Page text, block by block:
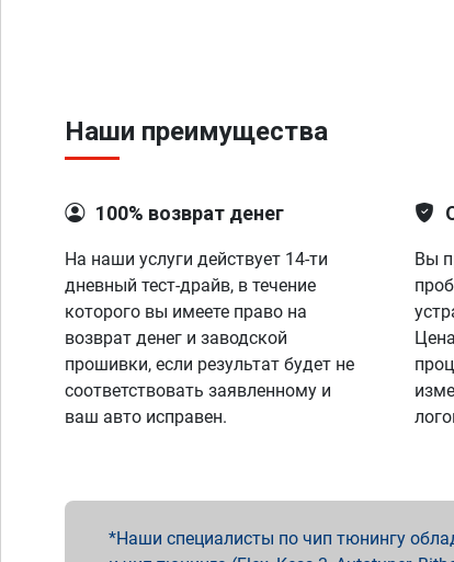
Наши преимущества
100% возврат денег
На наши услуги действует 14-ти
дневный тест-драйв, в течение
которого вы имеете право на
возврат денег и заводской
прошивки, если результат будет не
соответствовать заявленному и
ваш авто исправен.
Вы
Наши специалисты по чип тюнингу